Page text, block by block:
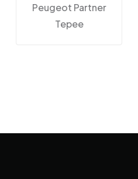
Peugeot Partner
Tepee